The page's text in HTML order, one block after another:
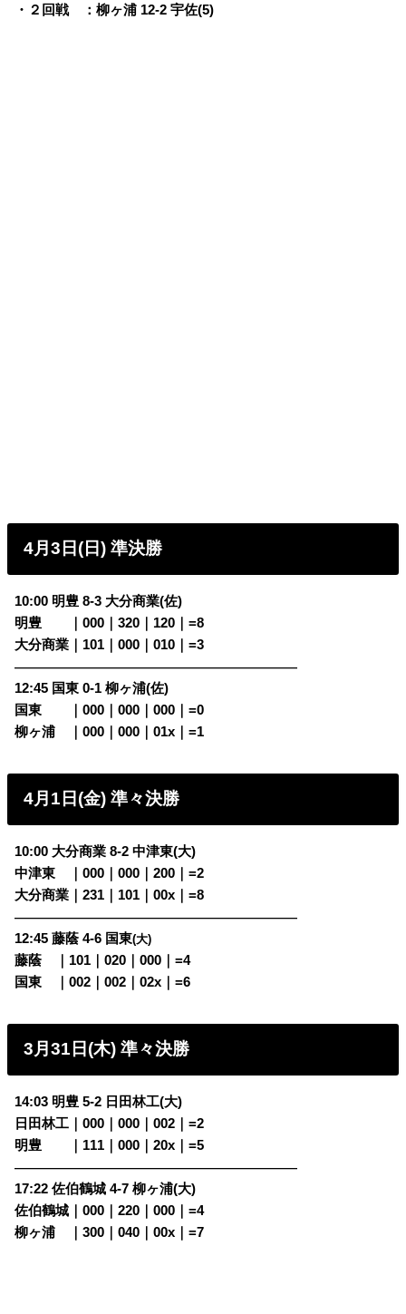
・２回戦 ：柳ヶ浦 12-2 宇佐(5)
4月3日(日) 準決勝
10:00 明豊 8-3 大分商業(佐)
明豊
｜000｜320｜120｜=8
大分商業｜101｜000｜010｜=3
————————————————————————
12:45 国東 0-1 柳ヶ浦(佐)
国東
｜000｜000｜000｜=0
柳ヶ浦
｜000｜000｜01x｜=1
4月1日(金) 準々決勝
10:00 大分商業 8-2 中津東(大)
中津東
｜000｜000｜200｜=2
大分商業｜231｜101｜00x｜=8
————————————————————————
12:45 藤蔭 4-6 国東(大)
藤蔭 ｜101｜020｜000｜=4
国東
｜002｜002｜02x｜=6
3月31日(木) 準々決勝
14:03 明豊 5-2 日田林工(大)
日田林工｜000｜000｜002｜=2
明豊
｜111｜000｜20x｜=5
————————————————————————
17:22 佐伯鶴城 4-7 柳ヶ浦(大)
佐伯鶴城｜000｜220｜000｜=4
柳ヶ浦
｜300｜040｜00x｜=7